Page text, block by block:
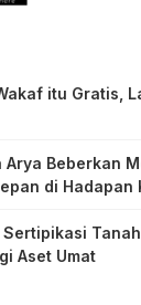
itu Gratis,
Arya Beberkan
di Hadapan
Aset Umat